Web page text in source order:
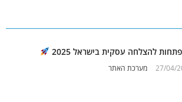
להצלחה עסקית בישראל 2025
27/04/ מערכת האתר